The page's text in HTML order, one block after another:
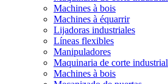
Machines à bois
Machines à équarrir
Lijadoras industriales
Líneas flexibles
Manipuladores
Maquinaria de corte industrial
Machines à bois